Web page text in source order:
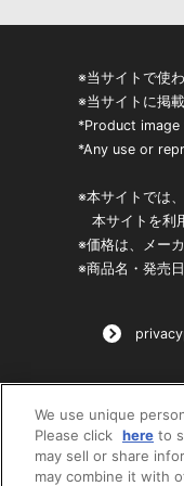
※当サイトで使
※当サイトに掲
*Product
*Any use or
※本サイトでは
本サイトを利
※価格は、メー
※商品名・発売
We use unique
Please click here to
may sell or share
may combine it with